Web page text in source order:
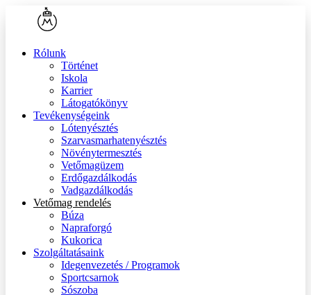
Rólunk
Történet
Iskola
Karrier
Látogatókönyv
Tevékenységeink
Lótenyésztés
Szarvasmarhatenyésztés
Növénytermesztés
Vetőmagüzem
Erdőgazdálkodás
Vadgazdálkodás
Vetőmag rendelés
Búza
Napraforgó
Kukorica
Szolgáltatásaink
Idegenvezetés / Programok
Sportcsarnok
Sószoba